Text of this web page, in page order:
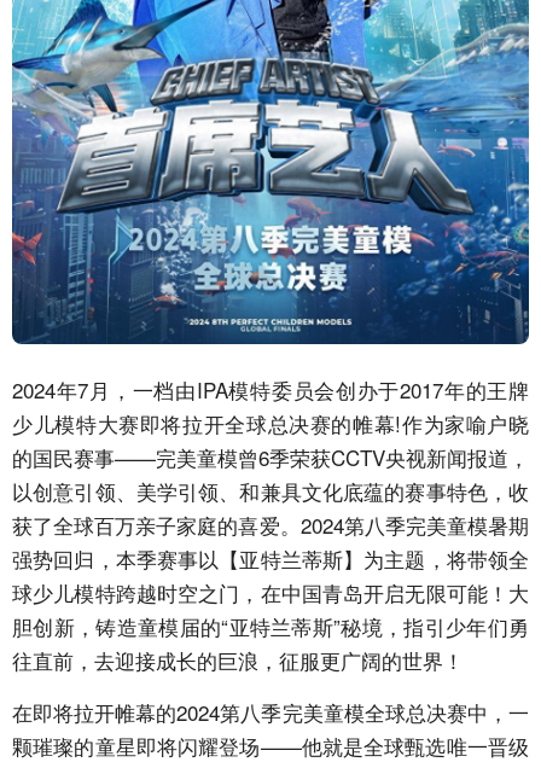
2024年7月，一档由IPA模特委员会创办于2017年的王牌
少儿模特大赛即将拉开全球总决赛的帷幕!作为家喻户晓
的国民赛事——完美童模曾6季荣获CCTV央视新闻报道，
以创意引领、美学引领、和兼具文化底蕴的赛事特色，收
获了全球百万亲子家庭的喜爱。2024第八季完美童模暑期
强势回归，本季赛事以【亚特兰蒂斯】为主题，将带领全
球少儿模特跨越时空之门，在中国青岛开启无限可能！大
胆创新，铸造童模届的“亚特兰蒂斯”秘境，指引少年们勇
往直前，去迎接成长的巨浪，征服更广阔的世界！
在即将拉开帷幕的2024第八季完美童模全球总决赛中，一
颗璀璨的童星即将闪耀登场——他就是全球甄选唯一晋级